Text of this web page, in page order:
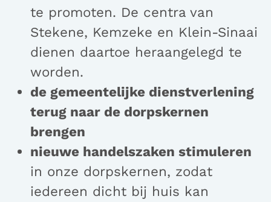
te promoten. De centra van
Stekene, Kemzeke en Klein-Sinaai
dienen daartoe heraangelegd te
worden.
de gemeentelijke dienstverlening
terug naar de dorpskernen
brengen
nieuwe handelszaken stimuleren
in onze dorpskernen, zodat
iedereen dicht bij huis kan